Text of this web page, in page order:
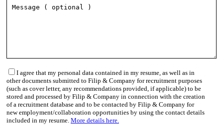
I agree that my personal data contained in my resume, as well as in
other documents submitted to Filip & Company for recruitment purposes
(such as cover letter, any recommendations provided, if applicable) to be
stored and processed by Filip & Company in connection with the creation
of a recruitment database and to be contacted by Filip & Company for
new employment/collaboration opportunities by using the contact details
included in my resume. More details here.